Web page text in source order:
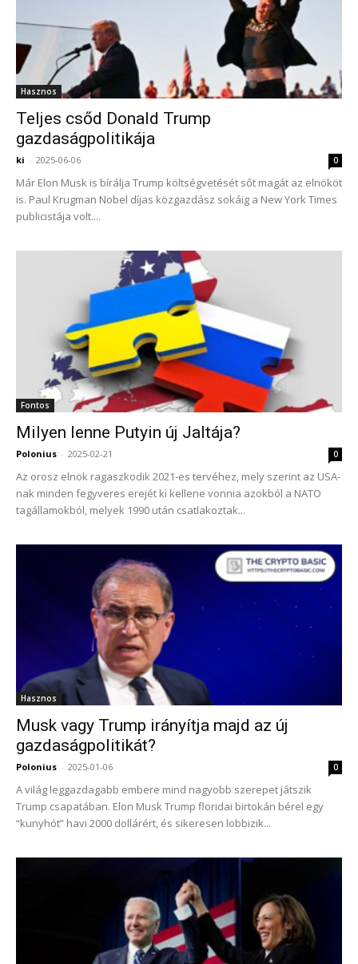
Hasznos
Teljes csőd Donald Trump
gazdaságpolitikája
ki - 2025-06-06 0
Már Elon Musk is bírálja Trump költségvetését sőt magát az elnököt
is. Paul Krugman Nobel díjas közgazdász sokáig a New York Times
publicistája volt....
Fontos
Milyen lenne Putyin új Jaltája?
Polonius - 2025-02-21 0
Az orosz elnök ragaszkodik 2021-es tervéhez, mely szerint az USA-
nak minden fegyveres erejét ki kellene vonnia azokból a NATO
tagállamokból, melyek 1990 után csatlakoztak...
Hasznos
Musk vagy Trump irányítja majd az új
gazdaságpolitikát?
Polonius - 2025-01-06 0
A világ leggazdagabb embere mind nagyobb szerepet játszik
Trump csapatában. Elon Musk Trump floridai birtokán bérel egy
“kunyhót” havi 2000 dollárért, és sikeresen lobbizik...